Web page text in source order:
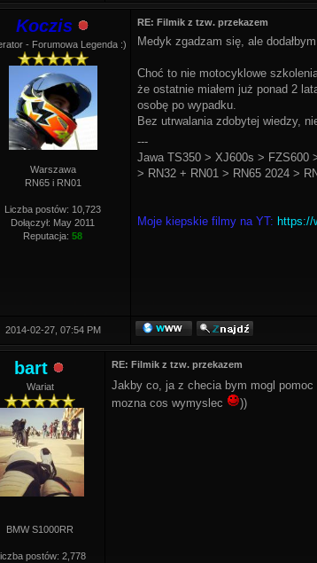
Koczis
- Forumowa Legenda :)
Warszawa
RN65 i RN01
Liczba postów: 10,723
Dołączył: May 2011
Reputacja: 58
RE: Filmik z tzw. przekazem
Medyk zgadzam się, ale
Choć to nie motocyklowe
że ostatnie miałem już ponad 2
osobę po wypadku.
Bez utrwalania zdobytej wiedzy,
---
Jawa TS350 > XJ600s > FZS600
> RN32 + RN01 > RN65 2024 >
Moje kiepskie filmy na YT: https://
2014-02-27, 07:54 PM
bart
Wariat
BMW S1000RR
postów: 2,778
RE: Filmik z tzw. przekazem
Jakby co, ja z checia bym mogl
mozna cos wymyslec
))